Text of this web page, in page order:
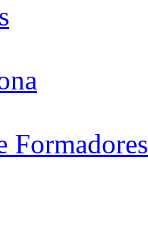
Formadores